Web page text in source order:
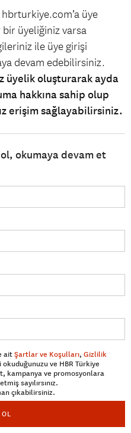
üye
bir üyeliğiniz varsa
ile üye girişi
devam edebilirsiniz.
üyelik oluşturarak ayda
hakkına sahip olup
erişim sağlayabilirsiniz.
okumaya devam et
aitŞartlar ve Koşulları, Gizlilik
okuduğunuzu ve HBR Türkiye
kampanya ve promosyonlara
sayılırsınız.
çıkabilirsiniz.